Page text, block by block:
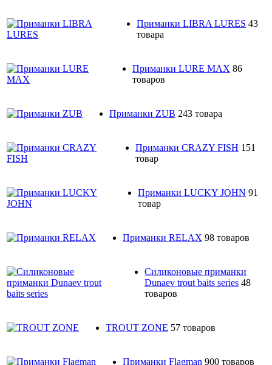
Приманки LIBRA LURES 43
товара
Приманки LURE MAX 86
товаров
Приманки ZUB 243 товара
Приманки CRAZY FISH 151
товар
Приманки LUCKY JOHN 91
товар
Приманки RELAX 98 товаров
Силиконовые приманки
Dunaev trout baits series 48
товаров
TROUT ZONE 57 товаров
Приманки Flagman 900 товаров